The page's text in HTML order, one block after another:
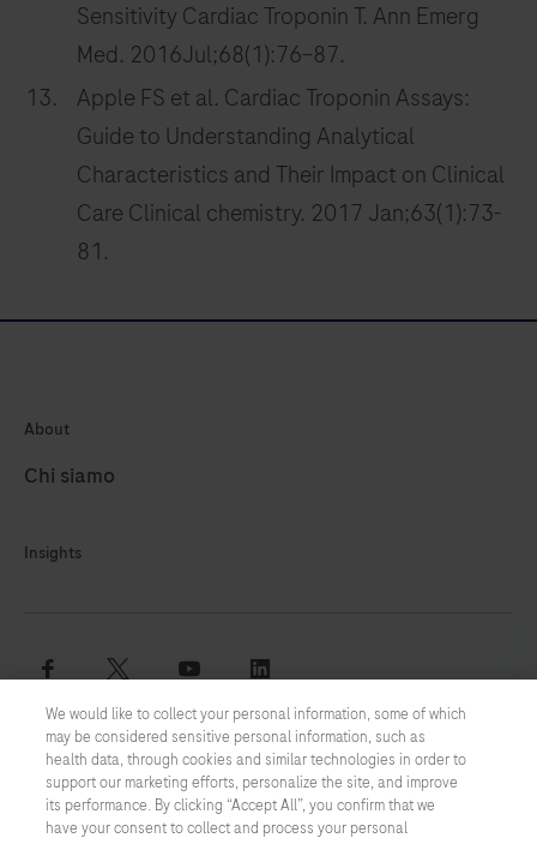
Sensitivity Cardiac Troponin T. Ann Emerg
Med. 2016Jul;68(1):76–87.
Apple FS et al. Cardiac Troponin Assays:
Guide to Understanding Analytical
Characteristics and Their Impact on Clinical
Care Clinical chemistry. 2017 Jan;63(1):73-
81.
About
Chi siamo
Insights
facebook twitter youtube
Termini e condizioni
Informativa Cookie
We would like to collect your personal information, some of which
may be considered sensitive personal information, such as
health data, through cookies and similar technologies in order to
support our marketing efforts, personalize the site, and improve
its performance. By clicking “Accept All”, you confirm that we
have your consent to collect and process your personal